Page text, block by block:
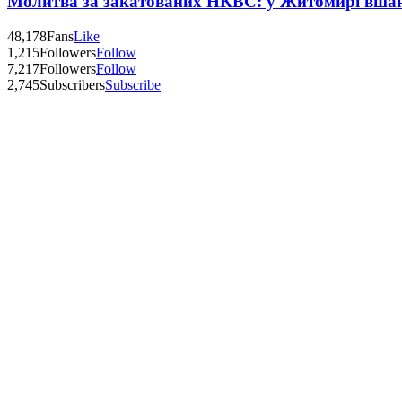
48,178FansLike
1,215FollowersFollow
7,217FollowersFollow
2,745SubscribersSubscribe